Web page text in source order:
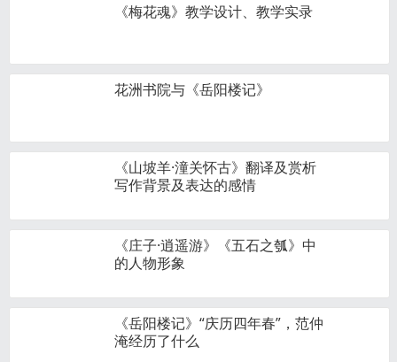
《梅花魂》教学设计、教学实录
花洲书院与《岳阳楼记》
《山坡羊·潼关怀古》翻译及赏析
写作背景及表达的感情
《庄子·逍遥游》《五石之瓠》中
的人物形象
《岳阳楼记》“庆历四年春”，范仲
淹经历了什么